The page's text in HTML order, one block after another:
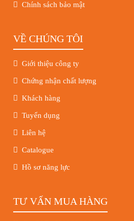
Chính sách bảo mật
VỀ CHÚNG TÔI
Giới thiệu công ty
Chứng nhận chất lượng
Khách hàng
Tuyển dụng
Liên hệ
Catalogue
Hồ sơ năng lực
TƯ VẤN MUA HÀNG